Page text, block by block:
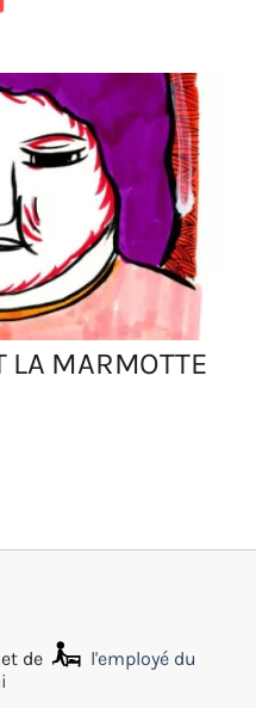
LA MARMOTTE
de
l'employé du